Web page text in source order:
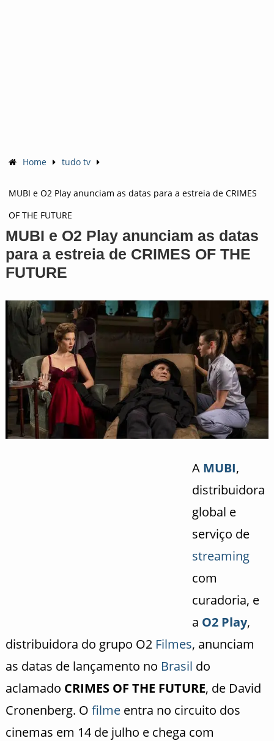
Home tudo tv
MUBI e O2 Play anunciam as datas para a estreia de CRIMES
OF THE FUTURE
MUBI e O2 Play anunciam as datas
para a estreia de CRIMES OF THE
FUTURE
A MUBI,
distribuidora
global e
serviço de
streaming
com
curadoria, e
a O2 Play,
distribuidora do grupo O2 Filmes, anunciam
as datas de lançamento no Brasil do
aclamado CRIMES OF THE FUTURE, de David
Cronenberg. O filmeentra no circuito dos
cinemas em 14 de julho e chega com